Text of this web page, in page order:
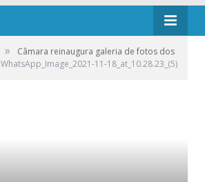
»
Câmara reinaugura galeria de fotos dos
WhatsApp_Image_2021-11-18_at_10.28.23_(5)